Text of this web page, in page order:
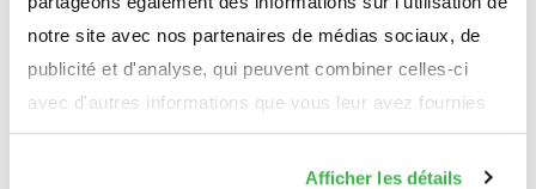
notre site avec nos partenaires de médias sociaux, de
publicité et d'analyse, qui peuvent combiner celles-ci
avec d'autres informations que vous leur avez fournies
ou qu'ils ont collectées lors de votre utilisation de leurs
Afficher les détails
07:30 - 11:30 / 13:00 - 18:00